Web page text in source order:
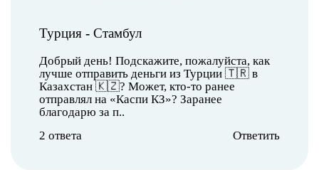
Турция - Стамбул
Добрый день! Подскажите, пожалуйста, как
лучше отправить деньги из Турции 🇹🇷 в
Казахстан 🇰🇿? Может, кто-то ранее
отправлял на «Каспи КЗ»? Заранее
благодарю за п..
2 ответа
Ответить